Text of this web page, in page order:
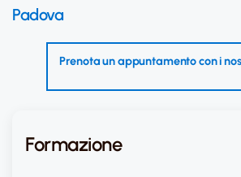
Padova
Prenota un appuntamento con i
Formazione